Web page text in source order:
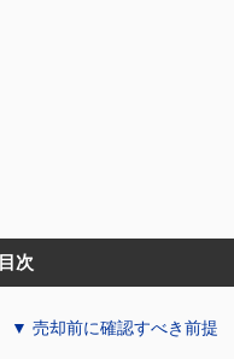
目次
▼ 売却前に確認すべき前提